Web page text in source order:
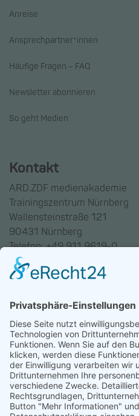
Anreise
Ansprechpartner*innen
Häufige Fragen – FAQ
Newsletter abonnieren
So geht Medien
Kontakt
ARD.ZDF medienakademie
Trainingszentrum Nürnberg
Wallensteinstraße 121
90431 Nürnberg
Telefon: +49 911 9619-0
Trainingszentrum Hannover
30169 Hannover
Telefon: +49 511 123598-531
AGB